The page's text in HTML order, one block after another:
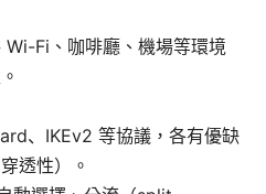
Fi、咖啡廳、機場等環境
、IKEv2 等協議，各有優缺
透性）。